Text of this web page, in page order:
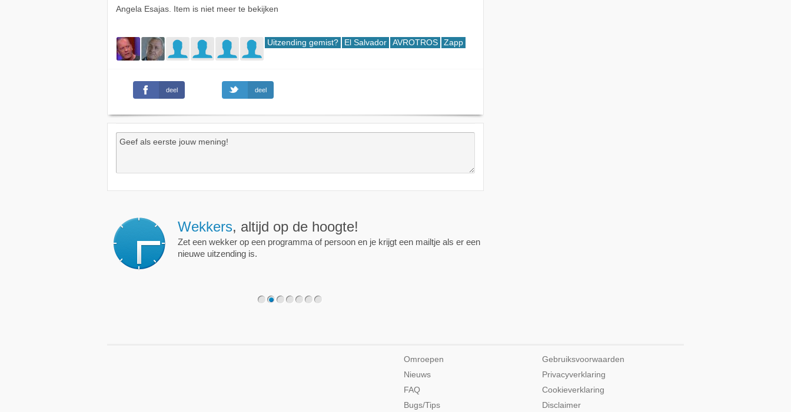
Angela Esajas. Item is niet meer te bekijken
Uitzending gemist? El Salvador AVROTROS Zapp
deel deel
Wekkers, altijd op de hoogte!
Zet een wekker op een programma of persoon en je krijgt een mailtje als er een
nieuwe uitzending is.
Omroepen
Nieuws
FAQ
Bugs/Tips
Gebruiksvoorwaarden
Privacyverklaring
Cookieverklaring
Disclaimer